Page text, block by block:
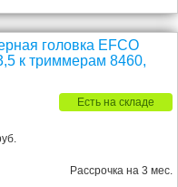
головка EFCO
к триммерам 8460,
Есть на складе
Рассрочка на 3 мес.